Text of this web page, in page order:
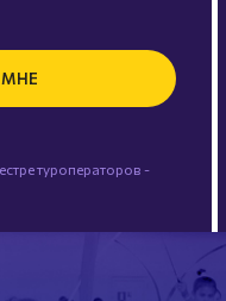
МНЕ
туроператоров -